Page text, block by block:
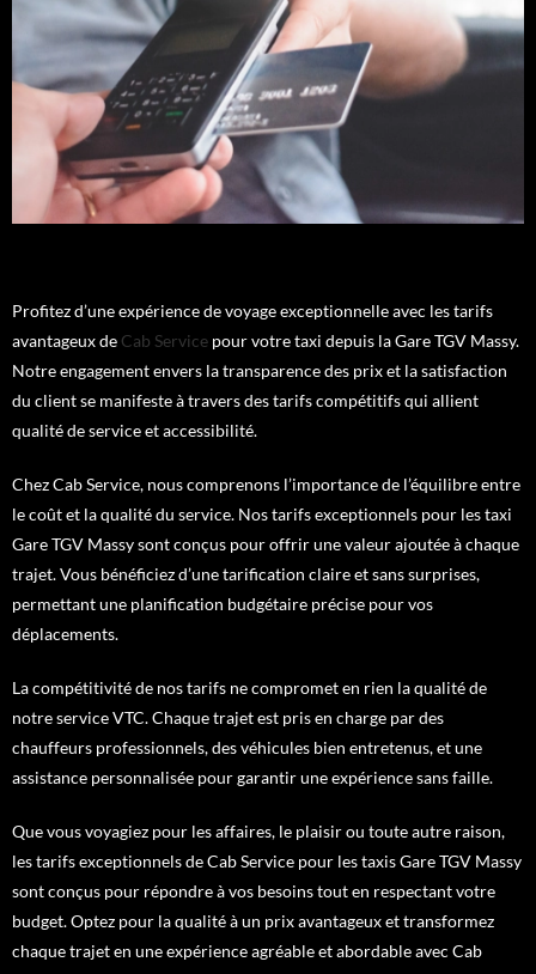
Profitez d’une expérience de voyage exceptionnelle avec les tarifs
avantageux de Cab Service pour votre taxi depuis la Gare TGV Massy.
Notre engagement envers la transparence des prix et la satisfaction
du client se manifeste à travers des tarifs compétitifs qui allient
qualité de service et accessibilité.
Chez Cab Service, nous comprenons l’importance de l’équilibre entre
le coût et la qualité du service. Nos tarifs exceptionnels pour les taxi
Gare TGV Massy sont conçus pour offrir une valeur ajoutée à chaque
trajet. Vous bénéficiez d’une tarification claire et sans surprises,
permettant une planification budgétaire précise pour vos
déplacements.
La compétitivité de nos tarifs ne compromet en rien la qualité de
notre service VTC. Chaque trajet est pris en charge par des
chauffeurs professionnels, des véhicules bien entretenus, et une
assistance personnalisée pour garantir une expérience sans faille.
Que vous voyagiez pour les affaires, le plaisir ou toute autre raison,
les tarifs exceptionnels de Cab Service pour les taxis Gare TGV Massy
sont conçus pour répondre à vos besoins tout en respectant votre
budget. Optez pour la qualité à un prix avantageux et transformez
chaque trajet en une expérience agréable et abordable avec Cab